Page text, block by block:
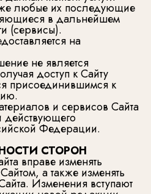
любые их последующие
в дальнейшем
(сервисы).
на
не является
доступ к Сайту
присоединившимся к
и сервисов Сайта
действующего
Федерации.
СТОРОН
вправе изменять
а также изменять
Изменения вступают